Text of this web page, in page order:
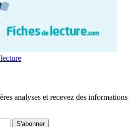
analyses et recevez des informations
S'abonner